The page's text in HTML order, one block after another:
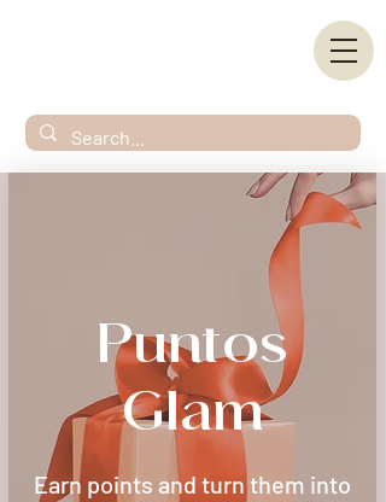
Puntos
Glam
Earn points and turn them into